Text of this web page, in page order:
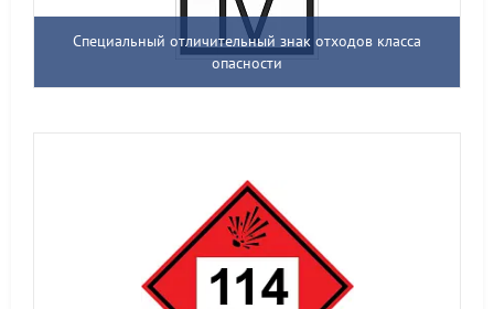
Специальный отличительный знак отходов класса
опасности